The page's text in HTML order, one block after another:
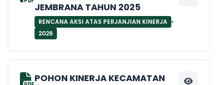
JEMBRANA TAHUN 2025
RENCANA AKSI ATAS PERJANJIAN KINERJA •
2026
POHON KINERJA KECAMATAN